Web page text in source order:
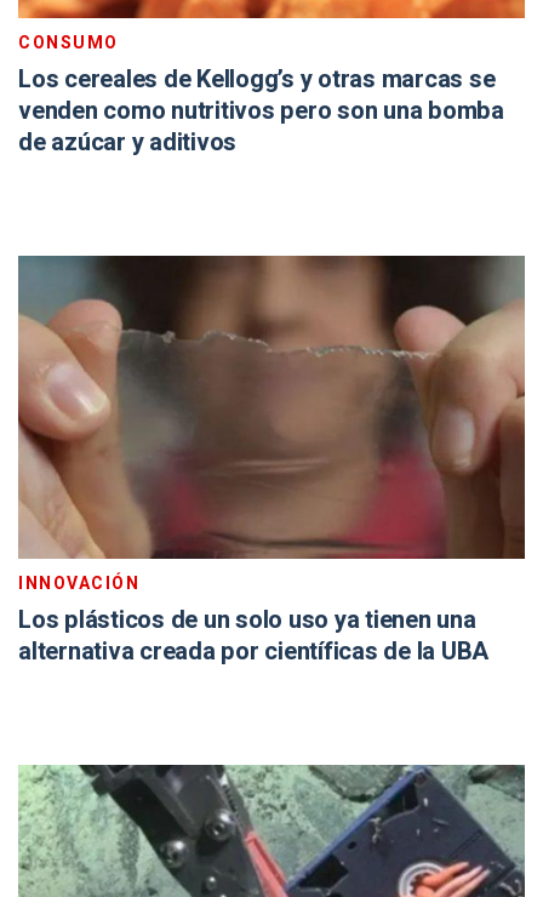
CONSUMO
Los cereales de Kellogg’s y otras marcas se
venden como nutritivos pero son una bomba
de azúcar y aditivos
INNOVACIÓN
Los plásticos de un solo uso ya tienen una
alternativa creada por científicas de la UBA